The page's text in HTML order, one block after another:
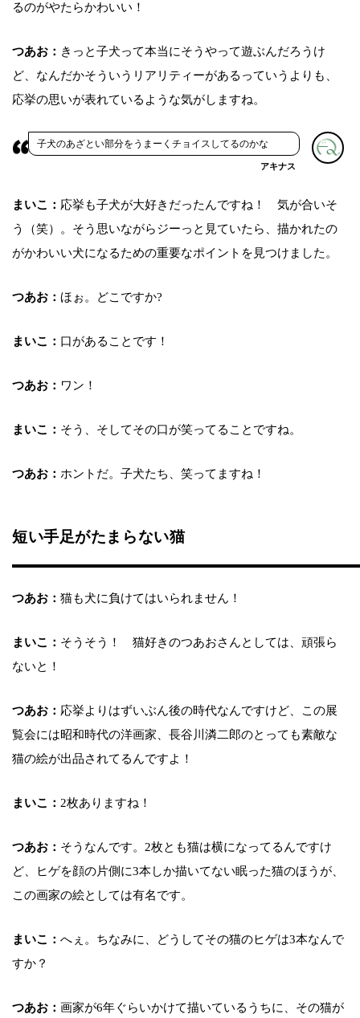
るのがやたらかわいい！
つあお： きっと子犬って本当にそうやって遊ぶんだろうけ
ど、なんだかそういうリアリティーがあるっていうよりも、
応挙の思いが表れているような気がしますね。
子犬のあざとい部分をうまーくチョイスしてるのかな
アキナス
まいこ： 応挙も子犬が大好きだったんですね！ 気が合いそ
う（笑）。そう思いながらジーっと見ていたら、描かれたの
がかわいい犬になるための重要なポイントを見つけました。
つあお： ほぉ。どこですか?
まいこ： 口があることです！
つあお： ワン！
まいこ： そう、そしてその口が笑ってることですね。
つあお： ホントだ。子犬たち、笑ってますね！
短い手足がたまらない猫
つあお： 猫も犬に負けてはいられません！
まいこ： そうそう！ 猫好きのつあおさんとしては、頑張ら
ないと！
つあお： 応挙よりはずいぶん後の時代なんですけど、この展
覧会には昭和時代の洋画家、長谷川潾二郎のとっても素敵な
猫の絵が出品されてるんですよ！
まいこ： 2枚ありますね！
つあお： そうなんです。2枚とも猫は横になってるんですけ
ど、ヒゲを顔の片側に3本しか描いてない眠った猫のほうが、
この画家の絵としては有名です。
まいこ： へぇ。ちなみに、どうしてその猫のヒゲは3本なんで
すか？
つあお： 画家が6年ぐらいかけて描いているうちに、その猫が